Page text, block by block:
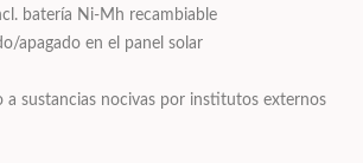
batería Ni-Mh recambiable
apagado en el panel solar
a sustancias nocivas por institutos externos